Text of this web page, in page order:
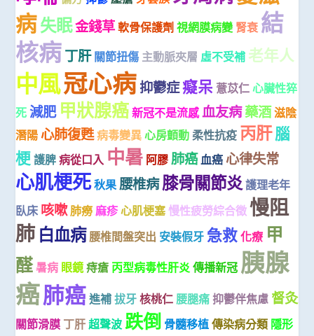
病失眠金錢草軟骨保護劑 視網膜病變 腎衰 結
核病丁肝 關節扭傷 主動脈夾層 虛不受補 老年人
中風冠心病抑鬱症癡呆 薏苡仁 心臟性猝
死 減肥 甲狀腺癌 新冠不是流感血友病藥酒滋陰
潛陽 心肺復甦病毒變異 心房顫動 柔性抗疫 丙肝腦
梗 護脾 病從口入 中暑 阿膠 肺癌血癌 心律失常
心肌梗死秋果腰椎病膝骨關節炎護理老年
臥床 咳嗽肺癆 麻疹 心肌梗塞 慢性疲勞綜合徵 慢阻
肺 白血病 腰椎間盤突出 安裝假牙 急救 化療 甲
醛暑病 眼鏡痔瘡 丙型病毒性肝炎 傳播新冠 胰腺
癌肺癌 進補 拔牙 核桃仁 腰腿痛 抑鬱伴焦慮 督灸
關節滑膜 丁肝 超聲波 跌倒 骨髓移植 傳染病分類 隱形